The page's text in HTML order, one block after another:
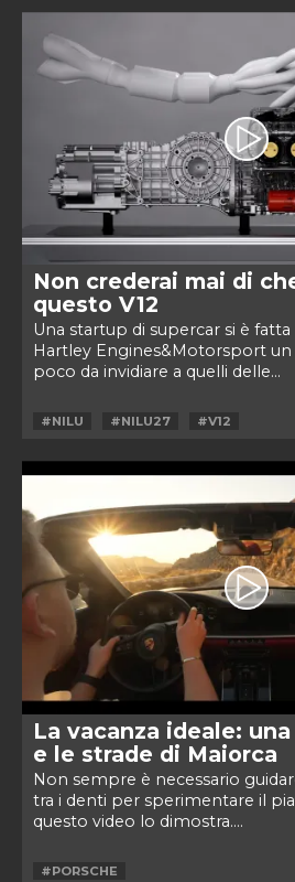
Non crederai mai di
questo V12
Una startup di supercar si è
Hartley Engines&Motorsport un
poco da invidiare a quelli delle...
#NILU #NILU27 #V12
La vacanza ideale: una
e le strade di Maiorca
Non sempre è necessario
tra i denti per sperimentare il
questo video lo dimostra....
#PORSCHE